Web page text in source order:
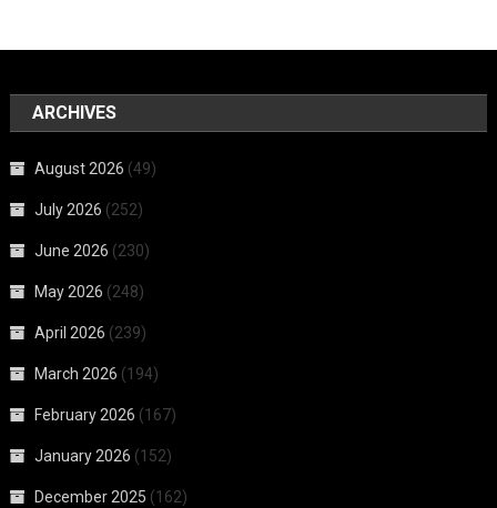
ARCHIVES
August 2026 (49)
July 2026 (252)
June 2026 (230)
May 2026 (248)
April 2026 (239)
March 2026 (194)
February 2026 (167)
January 2026 (152)
December 2025 (162)